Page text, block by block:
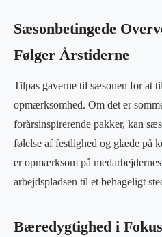
Sæsonbetingede
Følger Årstiderne
Tilpas gaverne til sæsonen for at
opmærksomhed. Om det er
forårsinspirerende pakker, kan
følelse af festlighed og glæde på
er opmærksom på
arbejdspladsen til et behageligt
Bæredygtighed i